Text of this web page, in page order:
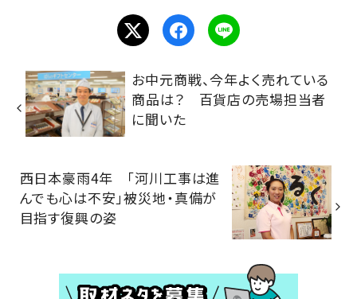
お中元商戦、今年よく売れている
商品は？ 百貨店の売場担当者
に聞いた
西日本豪雨4年 「河川工事は進
んでも心は不安」被災地・真備が
目指す復興の姿